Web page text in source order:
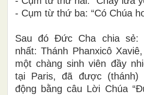
- Cụm từ thứ ba: “Có Chúa
Sau đó Đức Cha chia sẻ:
nhất: Thánh Phanxicô
một chàng sinh viên đầy
tại Paris, đã được (thánh)
động bằng câu Lời Chúa